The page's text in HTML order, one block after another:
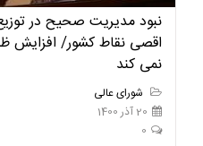
نبود مدیریت صحیح در
اقصی نقاط کشور/ افزایش
نمی کند
شورای عالی
20 آذر 1400
0